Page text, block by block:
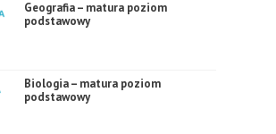
Geografia – matura poziom
podstawowy
Biologia – matura poziom
podstawowy